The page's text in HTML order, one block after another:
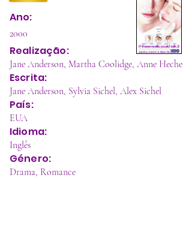
Ano:
2000
Realização:
Jane Anderson, Martha Coolidge, Anne Heche
Escrita:
Jane Anderson, Sylvia Sichel, Alex Sichel
País:
EUA
Idioma:
Inglês
Género:
Drama, Romance